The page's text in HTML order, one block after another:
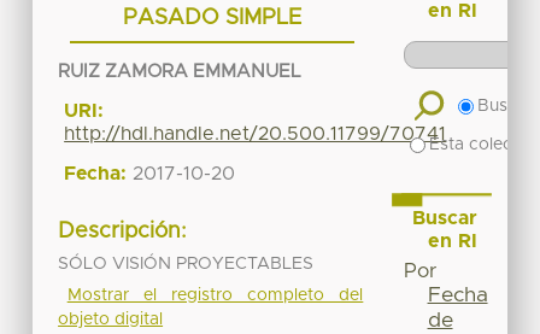
PASADO SIMPLE
RUIZ ZAMORA EMMANUEL
URI:
http://hdl.handle.net/20.500.11799/70741
Fecha: 2017-10-20
Descripción:
SÓLO VISIÓN PROYECTABLES
Mostrar el registro completo del
objeto digital
en RI
Buscar
Esta
Buscar
en RI
Por
Fecha
de